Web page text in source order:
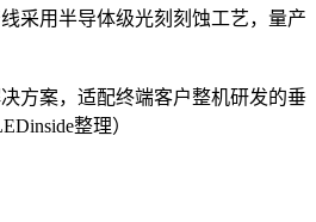
采用半导体级光刻刻蚀工艺，量产
方案，适配终端客户整机研发的垂
整理）